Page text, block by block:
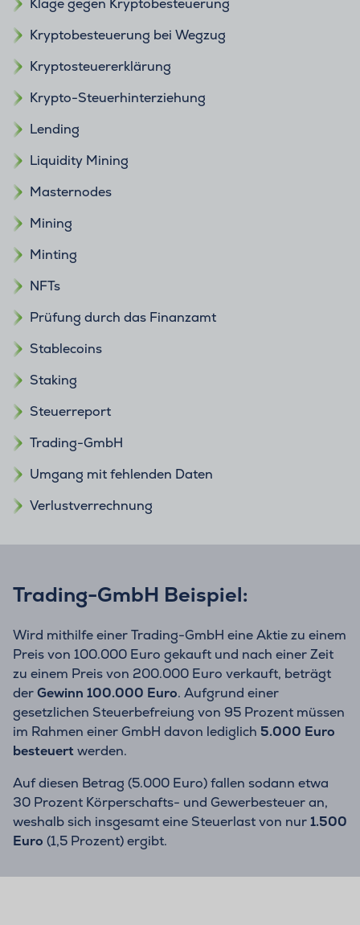
Klage gegen Kryptobesteuerung
Kryptobesteuerung bei Wegzug
Kryptosteuererklärung
Krypto-Steuerhinterziehung
Lending
Liquidity Mining
Masternodes
Mining
Minting
NFTs
Prüfung durch das Finanzamt
Stablecoins
Staking
Steuerreport
Trading-GmbH
Umgang mit fehlenden Daten
Verlustverrechnung
Trading-GmbH Beispiel:
Wird mithilfe einer Trading-GmbH eine Aktie zu einem
Preis von 100.000 Euro gekauft und nach einer Zeit
zu einem Preis von 200.000 Euro verkauft, beträgt
derGewinn 100.000 Euro. Aufgrund einer
gesetzlichen Steuerbefreiung von 95 Prozent müssen
im Rahmen einer GmbH davon lediglich 5.000 Euro
besteuertwerden.
Auf diesen Betrag (5.000 Euro) fallen sodann etwa
30 Prozent Körperschafts- und Gewerbesteuer an,
weshalb sich insgesamt eine Steuerlast von nur1.500
Euro (1,5 Prozent) ergibt.